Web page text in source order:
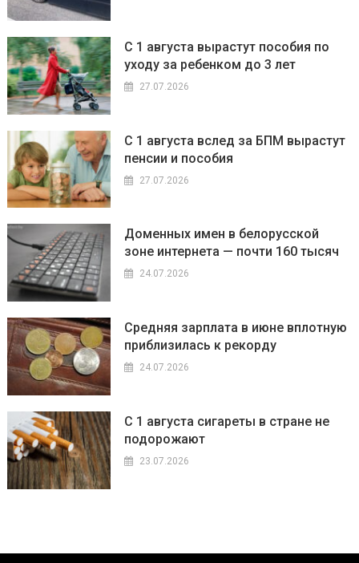
С 1 августа вырастут пособия по
уходу за ребенком до 3 лет
27.07.2026
С 1 августа вслед за БПМ вырастут
пенсии и пособия
27.07.2026
Доменных имен в белорусской
зоне интернета — почти 160 тысяч
24.07.2026
Средняя зарплата в июне вплотную
приблизилась к рекорду
24.07.2026
С 1 августа сигареты в стране не
подорожают
23.07.2026